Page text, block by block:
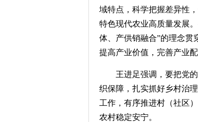
域特点，科学把握差异性
特色现代农业高质量发展
体、产供销融合”的理念贯
提高产业价值，完善产业
王进足强调，要把党
织保障，扎实抓好乡村治
工作，有序推进村（社区
农村稳定安宁。